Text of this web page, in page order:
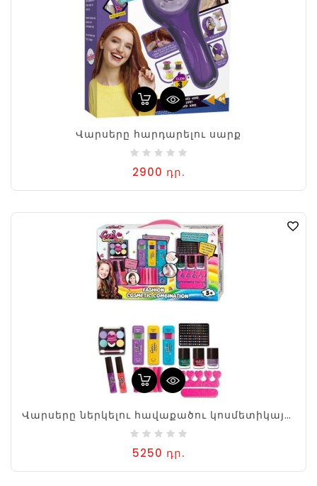
Վարսերը հարդարելու սարք
2900 դր.
Վարսերը ներկելու հավաքածու կոսմետիկայով
5250 դր.